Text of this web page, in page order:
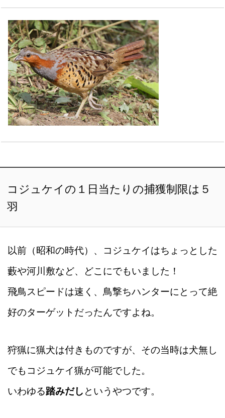
コジュケイの１日当たりの捕獲制限は５
羽
以前（昭和の時代）、コジュケイはちょっとした
藪や河川敷など、どこにでもいました！
飛鳥スピードは速く、鳥撃ちハンターにとって絶
好のターゲットだったんですよね。
狩猟に猟犬は付きものですが、その当時は犬無し
でもコジュケイ猟が可能でした。
いわゆる踏みだし というやつです。